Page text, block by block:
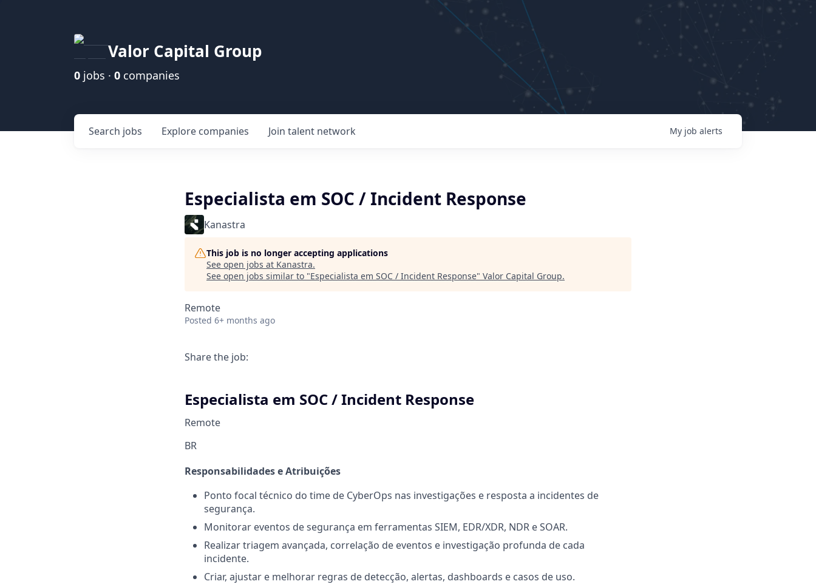
Valor Capital Group
0 jobs · 0 companies
Search jobs Explore companies Join talent network My job alerts
Especialista em SOC / Incident Response
Kanastra
This job is no longer accepting applications
See open jobs at Kanastra.
See open jobs similar to "Especialista em SOC / Incident Response" Valor Capital Group.
Remote
Posted 6+ months ago
Share the job:
Especialista em SOC / Incident Response
Remote
BR
Responsabilidades e Atribuições
Ponto focal técnico do time de CyberOps nas investigações e resposta a incidentes de
segurança.
Monitorar eventos de segurança em ferramentas SIEM, EDR/XDR, NDR e SOAR.
Realizar triagem avançada, correlação de eventos e investigação profunda de cada
incidente.
Criar, ajustar e melhorar regras de detecção, alertas, dashboards e casos de uso.